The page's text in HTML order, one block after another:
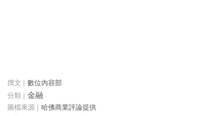
數位內容部
金融
哈佛商業評論提供